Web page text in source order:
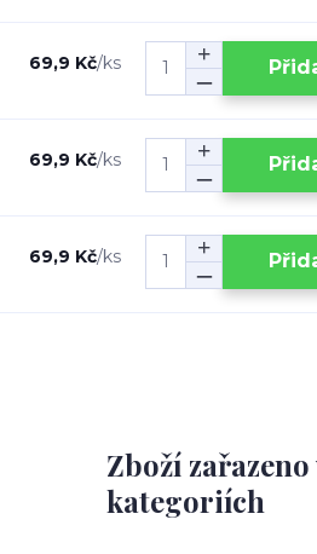
69,9 Kč/ks
69,9 Kč/ks
69,9 Kč/ks
Zboží zařazeno
kategoriích